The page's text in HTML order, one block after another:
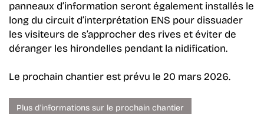
panneaux d’information seront également installés le
long du circuit d’interprétation ENS pour dissuader
les visiteurs de s’approcher des rives et éviter de
déranger les hirondelles pendant la nidification.
Le prochain chantier est prévu le 20 mars 2026.
Plus d'informations sur le prochain chantier